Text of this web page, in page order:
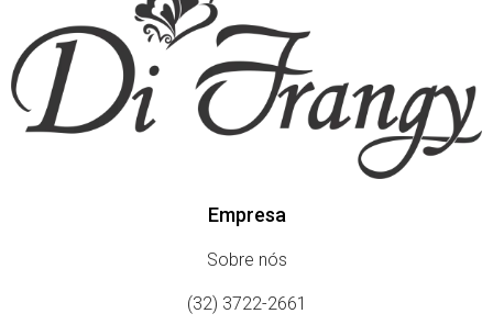
Empresa
Sobre nós
(32) 3722-2661